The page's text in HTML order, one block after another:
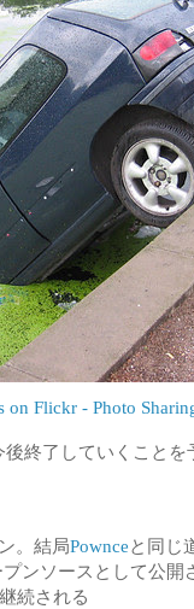
on Flickr - Photo
終了していくこと
。結局Pownceと同じ
ンソースとして公開
続される